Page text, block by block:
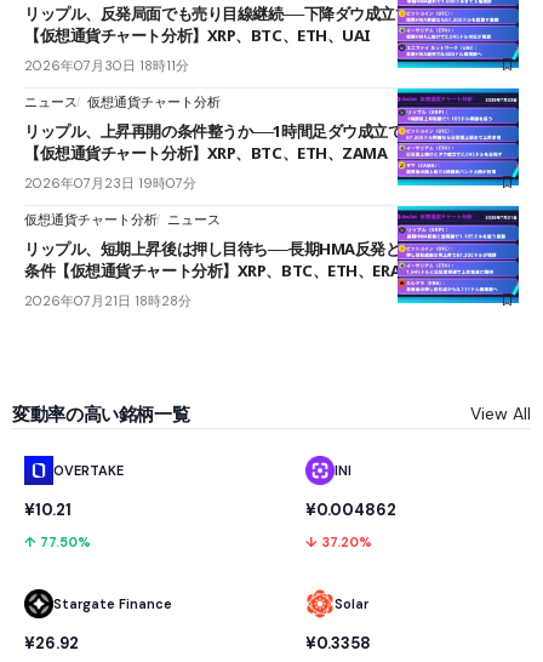
リップル、反発局面でも売り目線継続──下降ダウ成立で下値追う展開
【仮想通貨チャート分析】XRP、BTC、ETH、UAI
2026年07月30日 18時11分
ニュース 仮想通貨チャート分析
リップル、上昇再開の条件整うか──1時間足ダウ成立で1.185ドルを狙う
【仮想通貨チャート分析】XRP、BTC、ETH、ZAMA
2026年07月23日 19時07分
仮想通貨チャート分析 ニュース
リップル、短期上昇後は押し目待ち──長期HMA反発と雲上抜けが買い
条件【仮想通貨チャート分析】XRP、BTC、ETH、ERA
2026年07月21日 18時28分
変動率の高い銘柄一覧 View All
OVERTAKE
¥10.21
↑ 77.50%
Stargate Finance
¥26.92
INI
¥0.004862
↓ 37.20%
Solar
¥0.3358